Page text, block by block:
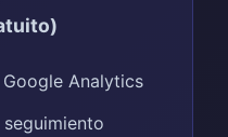
Analytics